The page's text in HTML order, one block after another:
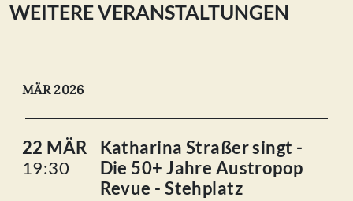
WEITERE VERANSTALTUNGEN
MÄR 2026
22 MÄR
19:30
Katharina Straßer singt -
Die 50+ Jahre Austropop
Revue - Stehplatz